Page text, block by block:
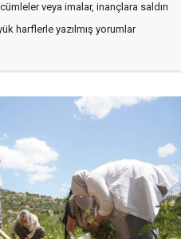
veya imalar, inançlara saldırı
harflerle yazılmış yorumlar